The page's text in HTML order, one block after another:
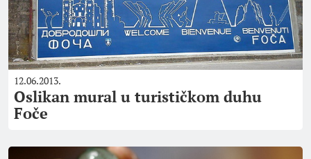
12.06.2013.
Oslikan mural u turističkom duhu
Foče